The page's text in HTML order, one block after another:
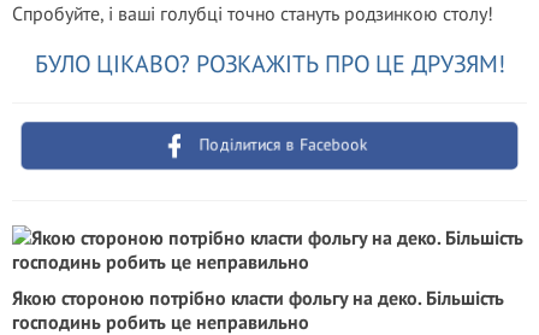
Спробуйте, і ваші голубці точно стануть родзинкою столу!
БУЛО ЦІКАВО? РОЗКАЖІТЬ ПРО ЦЕ ДРУЗЯМ!
Поділитися в Facebook
Якою стороною потрібно класти фольгу на деко. Більшість
господинь робить це неправильно